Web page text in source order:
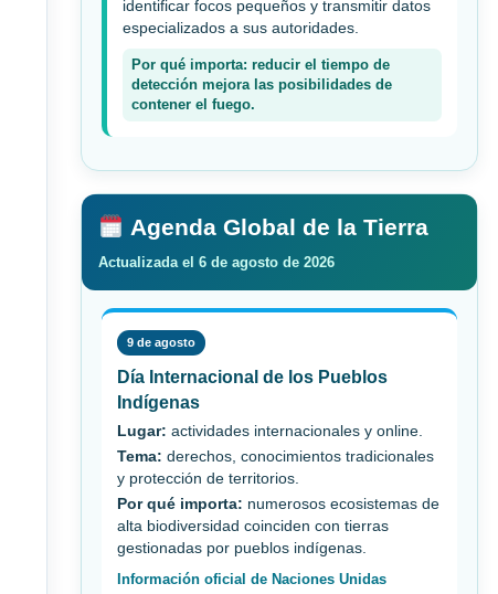
identificar focos pequeños y transmitir datos
especializados a sus autoridades.
Por qué importa: reducir el tiempo de
detección mejora las posibilidades de
contener el fuego.
Agenda Global de la Tierra
Actualizada el 6 de agosto de 2026
9 de agosto
Día Internacional de los Pueblos
Indígenas
Lugar: actividades internacionales y online.
Tema: derechos, conocimientos tradicionales
y protección de territorios.
Por qué importa: numerosos ecosistemas de
alta biodiversidad coinciden con tierras
gestionadas por pueblos indígenas.
Información oficial de Naciones Unidas